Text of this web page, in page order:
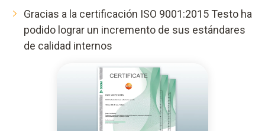
Gracias a la certificación ISO 9001:2015 Testo ha
podido lograr un incremento de sus estándares
de calidad internos